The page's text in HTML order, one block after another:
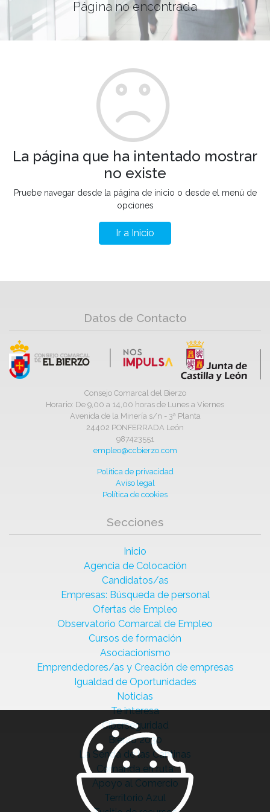
Página no encontrada
La página que ha intentado mostrar
no existe
Pruebe navegar desde la página de inicio o desde el menú de
opciones
Ir a Inicio
Datos de Contacto
Consejo Comarcal del Bierzo
Horario: De 9,00 a 14,00 horas de Lunes a Viernes
Avenida de la Minería s/n - 3ª Planta
24402 PONFERRADA León
987423551
empleo@ccbierzo.com
Política de privacidad
Aviso legal
Política de cookies
Secciones
Inicio
Agencia de Colocación
Candidatos/as
Empresas: Búsqueda de personal
Ofertas de Empleo
Observatorio Comarcal de Empleo
Cursos de formación
Asociacionismo
Emprendedores/as y Creación de empresas
Igualdad de Oportunidades
Noticias
Te interesa
Ciberseguridad
Bierzo 2030
La Senda de las Cantinas
Comanda en ruta
Apoyo al Comercio
Territorio Azul